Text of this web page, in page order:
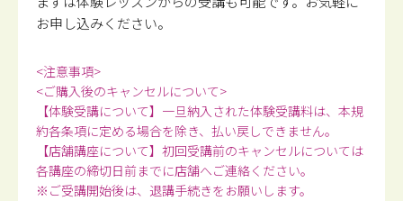
お申し込みください。
<注意事項>
<ご購入後のキャンセルについて>
【体験受講について】一旦納入された体験受講料は、本規
約各条項に定める場合を除き、払い戻しできません。
【店舗講座について】初回受講前のキャンセルについては
各講座の締切日前までに店舗へご連絡ください。
※ご受講開始後は、退講手続きをお願いします。